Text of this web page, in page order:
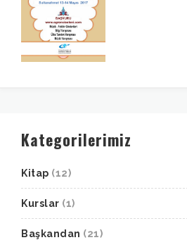
Kategorilerimiz
Kitap (12)
Kurslar (1)
Başkandan (21)